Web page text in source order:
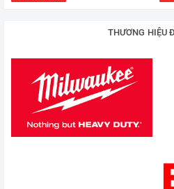
THƯƠNG HIỆU